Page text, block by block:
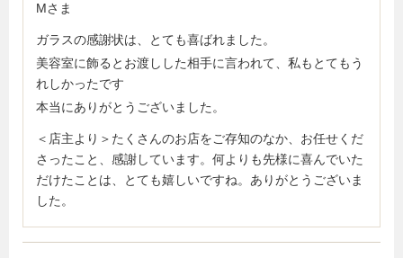
Mさま
ガラスの感謝状は、とても喜ばれました。
美容室に飾るとお渡しした相手に言われて、私もとてもう
れしかったです
本当にありがとうございました。
＜店主より＞たくさんのお店をご存知のなか、お任せくだ
さったこと、感謝しています。何よりも先様に喜んでいた
だけたことは、とても嬉しいですね。ありがとうございま
した。